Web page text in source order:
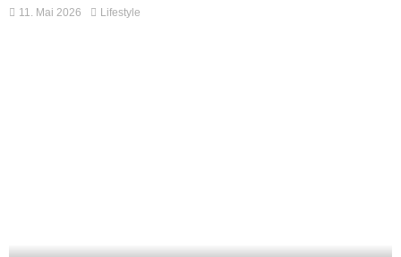
11. Mai 2026 Lifestyle